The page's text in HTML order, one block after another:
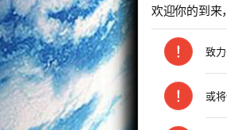
掉落
以上结果对
欢迎你的到来
致
或